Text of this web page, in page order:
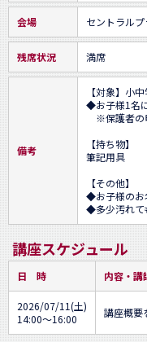
会場 セントラル
残席状況 満席
備考
【対象】小
◆お子様1名
※保護者の
【持ち物】
筆記用具
【その他】
◆お子様のお
◆多少汚れて
講座スケジュール
日 時 内容・講
2026/07/11(土)
14:00～16:00
講座概要